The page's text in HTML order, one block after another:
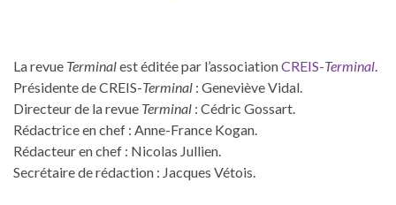
La revue Terminalest éditée par l’associationCREIS-Terminal.
Présidente de CREIS-Terminal : Geneviève Vidal.
Directeur de la revue Terminal : Cédric Gossart.
Rédactrice en chef : Anne-France Kogan.
Rédacteur en chef : Nicolas Jullien.
Secrétaire de rédaction : Jacques Vétois.